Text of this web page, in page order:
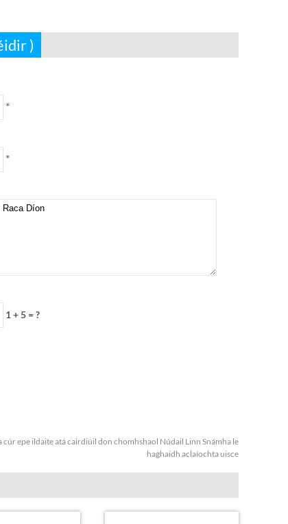
)
*
*
1 + 5 = ?
cúr epe ildaite atá cairdiúil don chomhshaol Núdail Linn Snámha le
haghaidh aclaíochta uisce